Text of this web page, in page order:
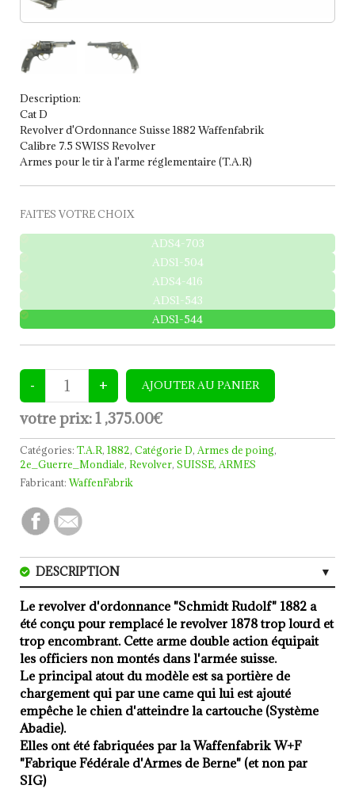
Description:
Cat D
Revolver d'Ordonnance Suisse 1882 Waffenfabrik
Calibre 7.5 SWISS Revolver
Armes pour le tir à l'arme réglementaire (T.A.R)
FAITES VOTRE CHOIX
ADS4-703
ADS1-504
ADS4-416
ADS1-543
ADS1-544
votre prix:1 ,375.00€
Catégories: T.A.R, 1882, Catégorie D, Armes de poing,
2e_Guerre_Mondiale, Revolver, SUISSE, ARMES
Fabricant:WaffenFabrik
DESCRIPTION
CARACTERISTIQUES
AVIS (1)
Le revolver d'ordonnance "Schmidt Rudolf" 1882 a
été conçu pour remplacé le revolver 1878 trop lourd et
trop encombrant. Cette arme double action équipait
les officiers non montés dans l'armée suisse.
Le principal atout du modèle est sa portière de
chargement qui par une came qui lui est ajouté
empêche le chien d'atteindre la cartouche (Système
Abadie).
Elles ont été fabriquées par la Waffenfabrik W+F
"Fabrique Fédérale d'Armes de Berne" (et non par
SIG)